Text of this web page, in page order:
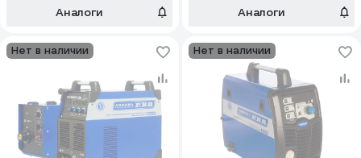
Аналоги Аналоги
Нет в наличии Нет в наличии